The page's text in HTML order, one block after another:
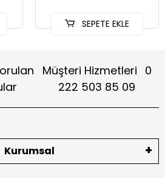
SEPETE EKLE
Müşteri Hizmetleri 0
222 503 85 09
Kurumsal